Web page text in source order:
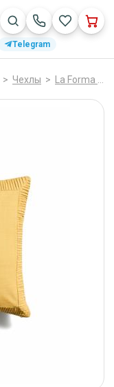
Telegram
> Чехлы > La Forma (ех Julia Grup)